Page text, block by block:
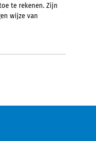
te rekenen. Zijn
wijze van